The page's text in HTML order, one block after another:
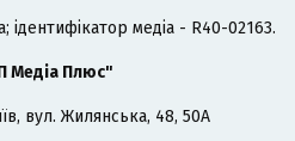
ідентифікатор медіа - R40-02163.
Медіа Плюс"
вул. Жилянська, 48, 50А